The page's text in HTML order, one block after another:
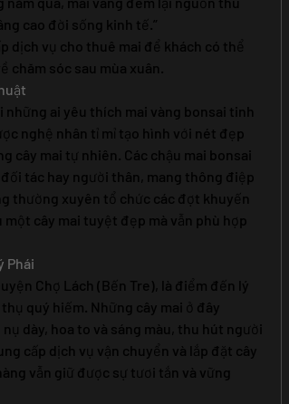
cao đời sống kinh tế.”
dịch vụ cho thuê mai để khách có thể
chăm sóc sau mùa xuân.
những ai yêu thích mai vàng bonsai tinh
nghệ nhân tỉ mỉ tạo hình với nét đẹp
cây mai tự nhiên. Các chậu mai bonsai
tác hay người thân, mang thông điệp
thường xuyên tổ chức các đợt khuyến
cây mai tuyệt đẹp mà vẫn phù hợp
Phái
Chợ Lách (Bến Tre), là điểm đến lý
quý hiếm. Những cây mai ở đây
dày, hoa to và sáng màu, thu hút người
cấp dịch vụ vận chuyển và lắp đặt cây
vẫn giữ được sự tươi tắn và vững